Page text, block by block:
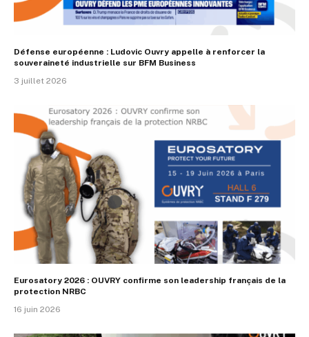
Défense européenne : Ludovic Ouvry appelle à renforcer la
souveraineté industrielle sur BFM Business
3 juillet 2026
Eurosatory 2026 : OUVRY confirme son leadership français de la
protection NRBC
16 juin 2026